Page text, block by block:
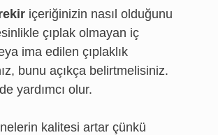
içeriğinizin nasıl olduğunu
çıplak olmayan iç
ima edilen çıplaklık
bunu açıkça belirtmelisiniz.
yardımcı olur.
kalitesi artar çünkü